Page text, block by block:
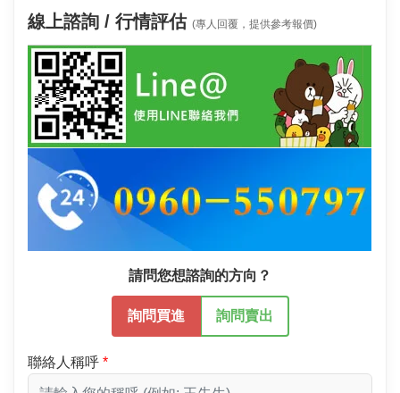
線上諮詢 / 行情評估 (專人回覆，提供參考報價)
請問您想諮詢的方向？
詢問買進 詢問賣出
聯絡人稱呼